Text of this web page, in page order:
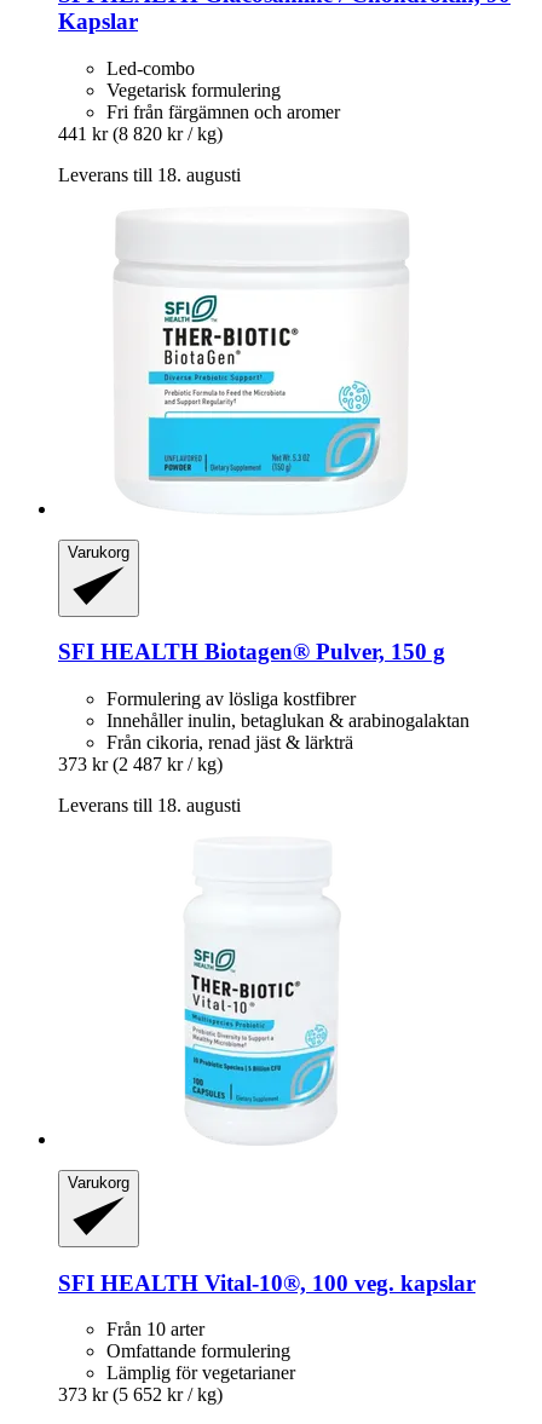
Kapslar
Led-combo
Vegetarisk formulering
Fri från färgämnen och aromer
441 kr (8 820 kr / kg)
Leverans till 18. augusti
Varukorg
SFI HEALTH Biotagen® Pulver, 150 g
Formulering av lösliga kostfibrer
Innehåller inulin, betaglukan & arabinogalaktan
Från cikoria, renad jäst & lärkträ
373 kr (2 487 kr / kg)
Leverans till 18. augusti
Varukorg
SFI HEALTH Vital-​10®, 100 veg. kapslar
Från 10 arter
Omfattande formulering
Lämplig för vegetarianer
373 kr (5 652 kr / kg)